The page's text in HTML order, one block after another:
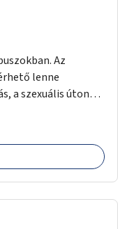
Az
lenne
a szexuális úton